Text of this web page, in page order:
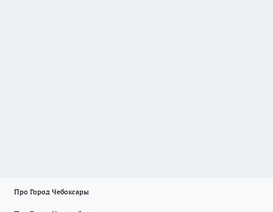
Про Город Чебоксары